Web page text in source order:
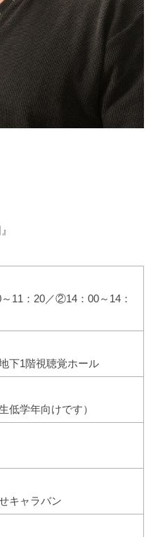
11：20／②14：00～14：
下1階視聴覚ホール
低学年向けです）
キャラバン